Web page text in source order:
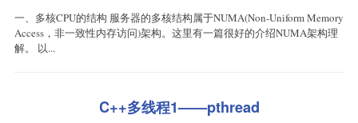
一、多核CPU的结构 服务器的多核结构属于NUMA(Non-Uniform Memory
Access，非一致性内存访问)架构。这里有一篇很好的介绍NUMA架构理
解。 以...
C++多线程1——pthread